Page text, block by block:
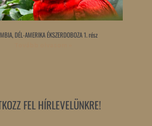
DÉL-AMERIKA ÉKSZERDOBOZA 1. rész
FEL HÍRLEVELÜNKRE!